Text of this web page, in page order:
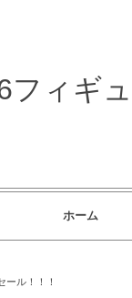
フィギ
ホーム
ール！！！